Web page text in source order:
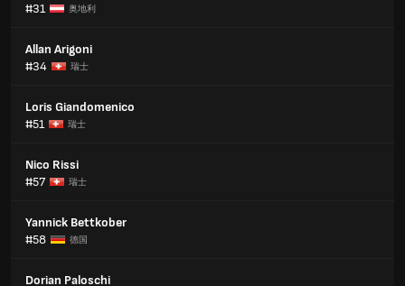
#31
奥地利
Allan Arigoni
#34
瑞士
Loris Giandomenico
#51
瑞士
Nico Rissi
#57
瑞士
Yannick Bettkober
#58
德国
Dorian Paloschi